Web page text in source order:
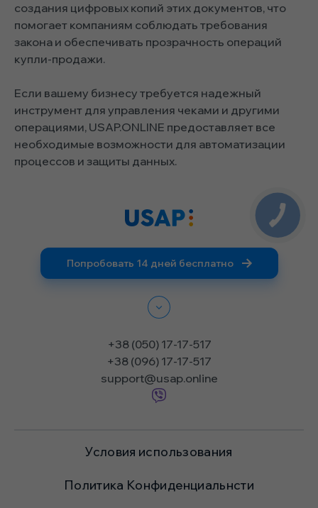
создания цифровых копий этих документов, что
помогает компаниям соблюдать требования
закона и обеспечивать прозрачность операций
купли-продажи.
Если вашему бизнесу требуется надежный
инструмент для управления чеками и другими
операциями, USAP.ONLINE предоставляет все
необходимые возможности для автоматизации
процессов и защиты данных.
Попробовать 14 дней бесплатно
+38 (050) 17-17-517
+38 (096) 17-17-517
support@usap.online
Условия использования
Политика Конфиденциальнсти